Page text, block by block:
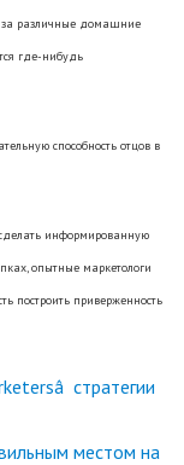
за различные домашние
где-нибудь
способность отцов в
информированную
опытные маркетологи
построить приверженность
 стратегии
местом на